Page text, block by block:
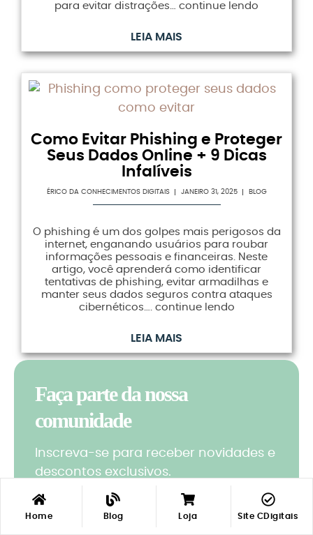
para evitar distrações… continue lendo
LEIA MAIS
Como Evitar Phishing e Proteger
Seus Dados Online + 9 Dicas
Infalíveis
ÉRICO DA CONHECIMENTOS DIGITAIS JANEIRO 31, 2025 BLOG
O phishing é um dos golpes mais perigosos da
internet, enganando usuários para roubar
informações pessoais e financeiras. Neste
artigo, você aprenderá como identificar
tentativas de phishing, evitar armadilhas e
manter seus dados seguros contra ataques
cibernéticos…. continue lendo
LEIA MAIS
Faça parte da nossa
comunidade
Inscreva-se para receber novidades e
descontos exclusivos.
Loja
Minha
Conta
LIsta Desejos
Loja
Minha
Conta
LIsta Desejos
Home Blog Loja Site CDigitais